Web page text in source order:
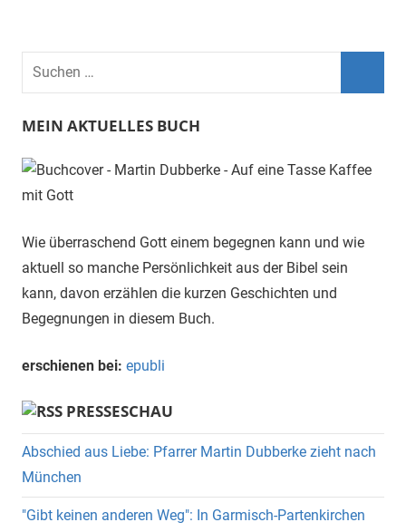
Suchen
nach:
MEIN AKTUELLES BUCH
Wie überraschend Gott einem begegnen kann und wie
aktuell so manche Persönlichkeit aus der Bibel sein
kann, davon erzählen die kurzen Geschichten und
Begegnungen in diesem Buch.
erschienen bei: epubli
PRESSESCHAU
Abschied aus Liebe: Pfarrer Martin Dubberke zieht nach
München
"Gibt keinen anderen Weg": In Garmisch-Partenkirchen